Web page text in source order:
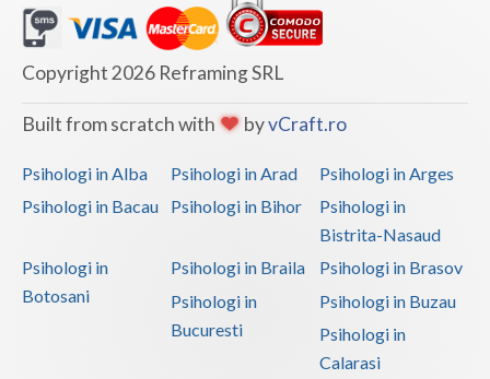
Copyright 2026 Reframing SRL
Built from scratch with byvCraft.ro
Psihologi in Alba Psihologi in Arad
Psihologi in Arges
Psihologi in Bacau
Psihologi in Bihor
Psihologi in
Bistrita-Nasaud
Psihologi in
Botosani
Psihologi in Braila
Psihologi in Brasov
Psihologi in
Bucuresti
Psihologi in Buzau
Psihologi in
Calarasi